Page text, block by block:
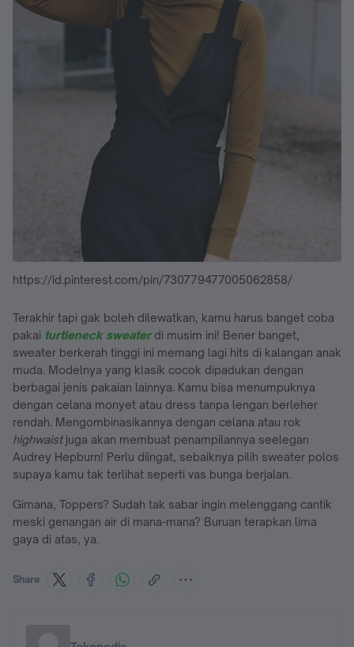
https://id.pinterest.com/pin/730779477005062858/
Terakhir tapi gak boleh dilewatkan, kamu harus banget coba
pakai turtleneck sweater di musim ini! Bener banget,
sweater berkerah tinggi ini memang lagi hits di kalangan anak
muda. Modelnya yang klasik cocok dipadukan dengan
berbagai jenis pakaian lainnya. Kamu bisa menumpuknya
dengan celana monyet atau dress tanpa lengan berleher
rendah. Mengombinasikannya dengan celana atau rok
highwaist juga akan membuat penampilannya seelegan
Audrey Hepburn! Perlu diingat, sebaiknya pilih sweater polos
supaya kamu tak terlihat seperti vas bunga berjalan.
Gimana, Toppers? Sudah tak sabar ingin melenggang cantik
meski genangan air di mana-mana? Buruan terapkan lima
gaya di atas, ya.
Share